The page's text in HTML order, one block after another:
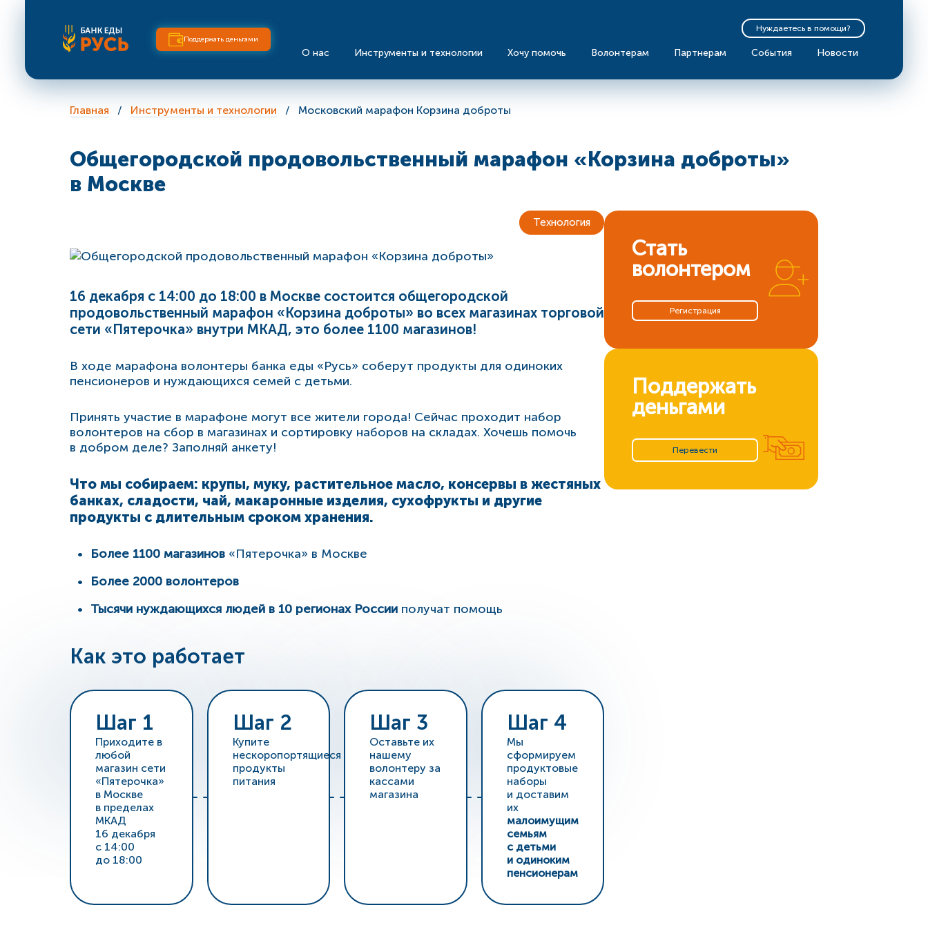
Поддержать деньгами
Нуждаетесь в помощи?
О нас Инструменты и технологии Хочу помочь Волонтерам Партнерам События Новости
Главная Инструменты и технологии Московский марафон Корзина доброты
Общегородской продовольственный марафон «Корзина доброты»
в Москве
Технология
16 декабря с 14:00 до 18:00 в Москве состоится общегородской
продовольственный марафон «Корзина доброты» во всех магазинах торговой
сети «Пятерочка» внутри МКАД, это более 1100 магазинов!
В ходе марафона волонтеры банка еды «Русь» соберут продукты для одиноких
пенсионеров и нуждающихся семей с детьми.
Принять участие в марафоне могут все жители города! Сейчас проходит набор
волонтеров на сбор в магазинах и сортировку наборов на складах. Хочешь помочь
в добром деле? Заполняй анкету!
Что мы собираем: крупы, муку, растительное масло, консервы в жестяных
банках, сладости, чай, макаронные изделия, сухофрукты и другие
продукты с длительным сроком хранения.
Более 1100 магазинов«Пятерочка» в Москве
Более 2000 волонтеров
Тысячи нуждающихся людей в 10 регионах Россииполучат помощь
Как это работает
Шаг 1
Приходите в
любой
магазин сети
«Пятерочка»
в Москве
в пределах
МКАД
16 декабря
с 14:00
до 18:00
Шаг 2
Купите
нескоропортящиеся
продукты
питания
Шаг 3
Оставьте их
нашему
волонтеру за
кассами
магазина
Шаг 4
Мы
сформируем
продуктовые
наборы
и доставим
их
малоимущим
семьям
с детьми
и одиноким
пенсионерам
Стать
волонтером
Регистрация
Поддержать
деньгами
Перевести